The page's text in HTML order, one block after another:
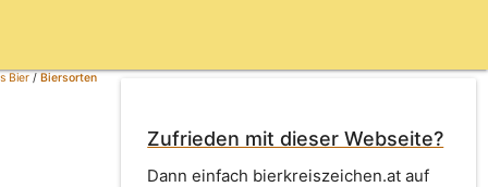
Bier/Biersorten
Zufrieden mit dieser Webseite?
Dann einfach bierkreiszeichen.at auf